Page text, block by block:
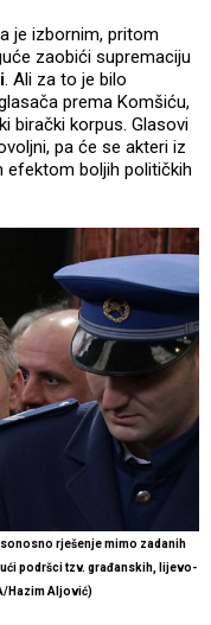
je izbornim, pritom
zaobići supremaciju
. Ali za to je bilo
prema Komšiću,
birački korpus. Glasovi
pa će se akteri iz
efektom boljih političkih
rješenje mimo zadanih
podršci tzv. građanskih, lijevo-
Hazim Aljović)